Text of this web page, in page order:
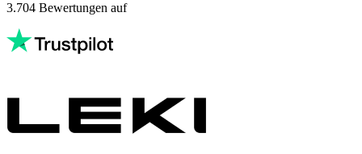
3.704 Bewertungen auf